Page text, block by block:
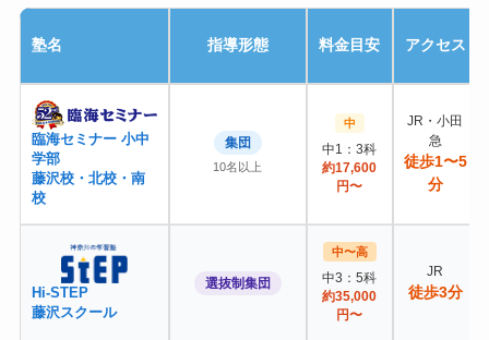
塾名 指導形態 料金目安 アクセス
臨海セミナー 小中
学部
藤沢校・北校・南
校
集団
10名以上
中
中1：3科
約17,600
円〜
JR・小田
急
徒歩1〜5
分
Hi-STEP
藤沢スクール
選抜制集団
中〜高
中3：5科
約35,000
円〜
JR
徒歩3分